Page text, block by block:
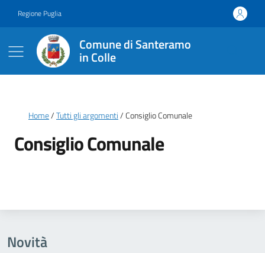
Regione Puglia
Comune di Santeramo
in Colle
Briciole di pane
Home Tutti gli argomenti Consiglio Comunale
Consiglio Comunale
Novità